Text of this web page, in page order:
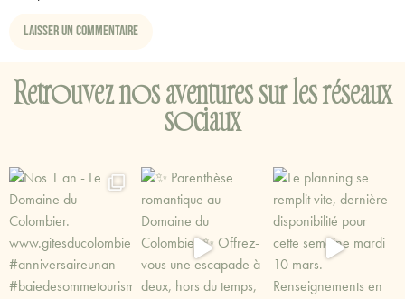
Retrouvez nos aventures sur les réseaux
sociaux